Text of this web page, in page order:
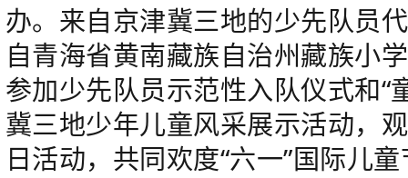
办。来自京津冀三地的少先队员
自青海省黄南藏族自治州藏族小
参加少先队员示范性入队仪式和“
冀三地少年儿童风采展示活动，
日活动，共同欢度“六一”国际儿